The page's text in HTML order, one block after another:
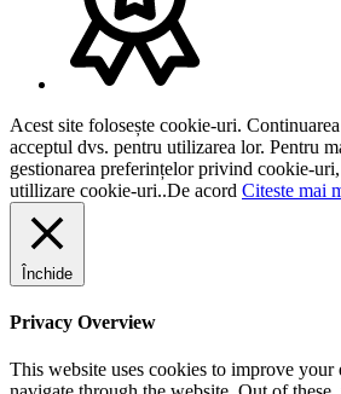
Acest site folosește cookie-uri.
acceptul dvs. pentru utilizarea lor. Pentru
gestionarea preferințelor privind cookie-
utillizare cookie-uri..De acord Citeste mai
Închide
Privacy Overview
This website uses cookies to improve